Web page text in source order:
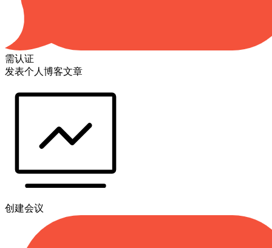
需认证
发表个人博客文章
创建会议